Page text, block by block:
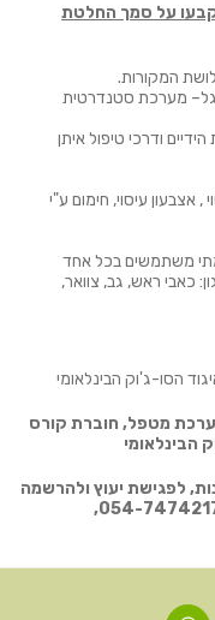
על סמך החלטת
המקורות.
מערכת סטנדרטית
ודרכי טיפול איתן
אצבעון עיסוי, חימום ע"י
מתי משתמשים בכל אחד
כאבי ראש, גב, צוואר,
הסו-ג'וק הבינלאומי
2200 ש"ח כולל ערכת מטפל, חוברת קורס
הבינלאומי
לפגישת יעוץ ולהרשמה